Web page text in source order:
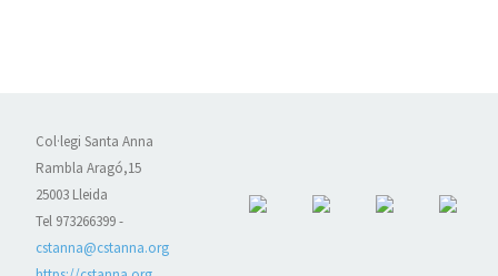
Col·legi Santa Anna
Rambla Aragó,15
25003 Lleida
Tel 973266399 -
cstanna@cstanna.org